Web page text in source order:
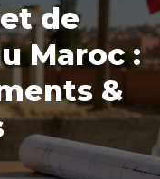
de
Maroc :
&